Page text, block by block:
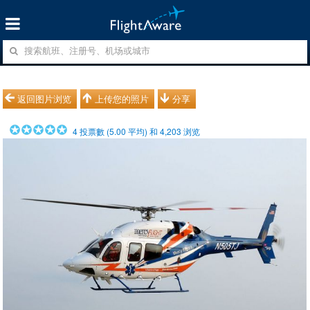
返回图片浏览 上传您的照片 分享
4投票數 (5.00 平均) 和4,203 浏览